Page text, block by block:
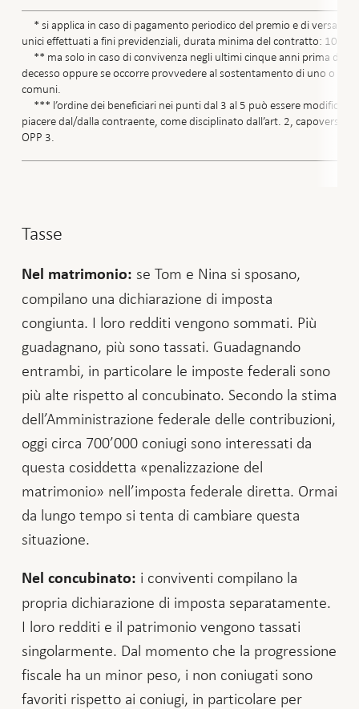
* si applica in caso di pagamento periodico del premio e di
unici effettuati a fini previdenziali, durata minima del contratto: 10
** ma solo in caso di convivenza negli ultimi cinque anni prima del
decesso oppure se occorre provvedere al sostentamento di uno o più
comuni.
*** l’ordine dei beneficiari nei punti dal 3 al 5 può essere modificato
piacere dal/dalla contraente, come disciplinato dall’art. 2, capoverso 3,
OPP 3.
Tasse
Nel matrimonio: se Tom e Nina si sposano,
compilano una dichiarazione di imposta
congiunta. I loro redditi vengono sommati. Più
guadagnano, più sono tassati. Guadagnando
entrambi, in particolare le imposte federali sono
più alte rispetto al concubinato. Secondo la stima
dell’Amministrazione federale delle contribuzioni,
oggi circa 700’000 coniugi sono interessati da
questa cosiddetta «penalizzazione del
matrimonio» nell’imposta federale diretta. Ormai
da lungo tempo si tenta di cambiare questa
situazione.
Nel concubinato: i conviventi compilano la
propria dichiarazione di imposta separatamente.
I loro redditi e il patrimonio vengono tassati
singolarmente. Dal momento che la progressione
fiscale ha un minor peso, i non coniugati sono
favoriti rispetto ai coniugi, in particolare per